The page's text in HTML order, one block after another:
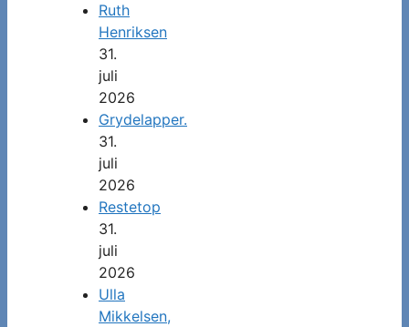
Ruth
Henriksen
31.
juli
2026
Grydelapper.
31.
juli
2026
Restetop
31.
juli
2026
Ulla
Mikkelsen,